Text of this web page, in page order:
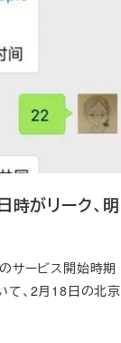
がリーク、明
サービス開始時期
、2月18日の北京